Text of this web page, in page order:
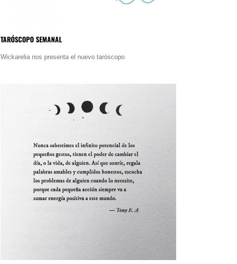
TARÓSCOPO SEMANAL
Wickarelia nos presenta el nuevo taróscopo